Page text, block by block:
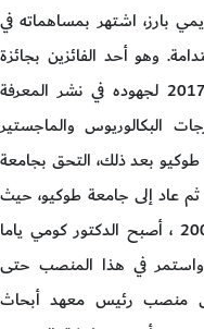
بارز، اشتهر بمساهماته في
وهو أحد الفائزين بجائزة
محمد بن راشد آل مكتوم للمعرفة لعام 2017 لجهوده في نشر المعرفة
البكالوريوس والماجستير
طوكيو بعد ذلك، التحق بجامعة
ثم عاد إلى جامعة طوكيو، حيث
ترقى إلى درجة أستاذ في عام 1988 . في 2005 ، أصبح الدكتور كومي ياما
واستمر في هذا المنصب حتى
تولى منصب رئيس معهد أبحاث